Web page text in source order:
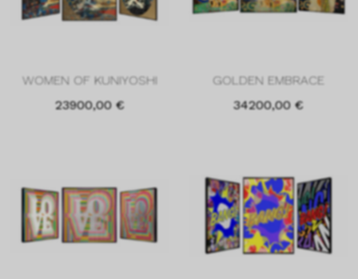
WOMEN OF KUNIYOSHI
23900,00 €
GOLDEN EMBRACE
34200,00 €